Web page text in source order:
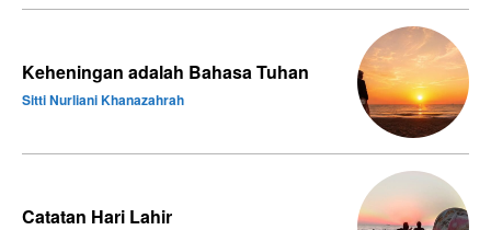
Keheningan adalah Bahasa Tuhan
Sitti Nurliani Khanazahrah
Catatan Hari Lahir